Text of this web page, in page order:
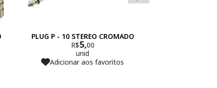
PLUG P - 10 STEREO CROMADO
R$5,00
unid
Adicionar aos favoritos